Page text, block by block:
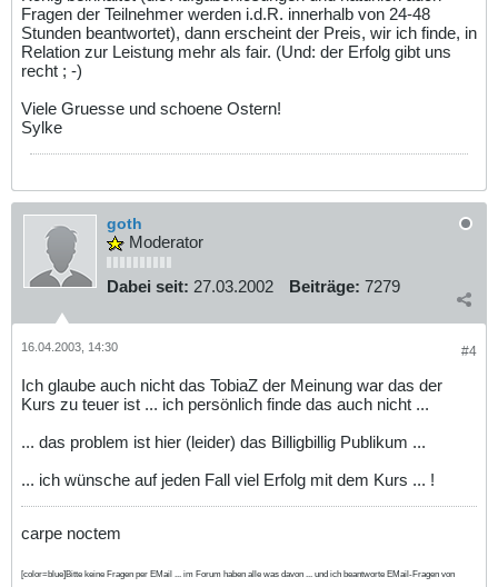
Fragen der Teilnehmer werden i.d.R. innerhalb von 24-48
Stunden beantwortet), dann erscheint der Preis, wir ich finde, in
Relation zur Leistung mehr als fair. (Und: der Erfolg gibt uns
recht ; -)
Viele Gruesse und schoene Ostern!
Sylke
goth
Moderator
Dabei seit: 27.03.2002 Beiträge: 7279
#4
16.04.2003, 14:30
Ich glaube auch nicht das TobiaZ der Meinung war das der
Kurs zu teuer ist ... ich persönlich finde das auch nicht ...
... das problem ist hier (leider) das Billigbillig Publikum ...
... ich wünsche auf jeden Fall viel Erfolg mit dem Kurs ... !
carpe noctem
[color=blue]Bitte keine Fragen per EMail ... im Forum haben alle was davon ... und ich beantworte EMail-Fragen von